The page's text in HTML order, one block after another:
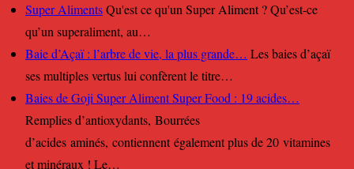
Super AlimentsQu'est ce qu'un Super Aliment ? Qu’est-ce
qu’un superaliment, au…
Baie d’Açaï : l’arbre de vie, la plus grande… Les baies d’açaï
ses multiples vertus lui confèrent le titre…
Baies de Goji Super Aliment Super Food : 19 acides…
Remplies d’antioxydants, Bourrées
d’acides aminés, contiennent également plus de 20 vitamines
et minéraux ! Le…